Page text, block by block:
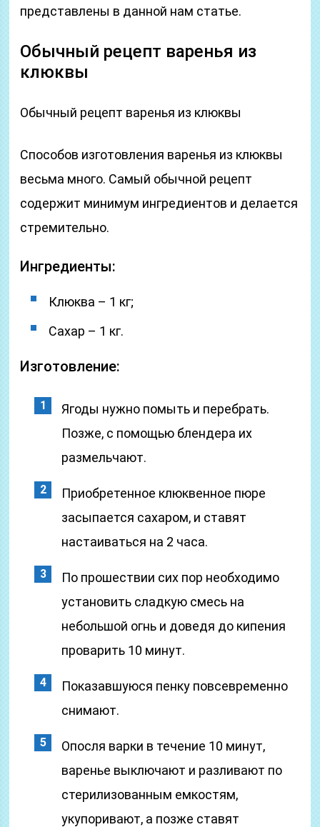
представлены в данной нам статье.
Обычный рецепт варенья из
клюквы
Обычный рецепт варенья из клюквы
Способов изготовления варенья из клюквы
весьма много. Самый обычной рецепт
содержит минимум ингредиентов и делается
стремительно.
Ингредиенты:
Клюква – 1 кг;
Сахар – 1 кг.
Изготовление:
Ягоды нужно помыть и перебрать.
Позже, с помощью блендера их
размельчают.
Приобретенное клюквенное пюре
засыпается сахаром, и ставят
настаиваться на 2 часа.
По прошествии сих пор необходимо
установить сладкую смесь на
небольшой огнь и доведя до кипения
проварить 10 минут.
Показавшуюся пенку повсевременно
снимают.
Опосля варки в течение 10 минут,
варенье выключают и разливают по
стерилизованным емкостям,
укупоривают, а позже ставят